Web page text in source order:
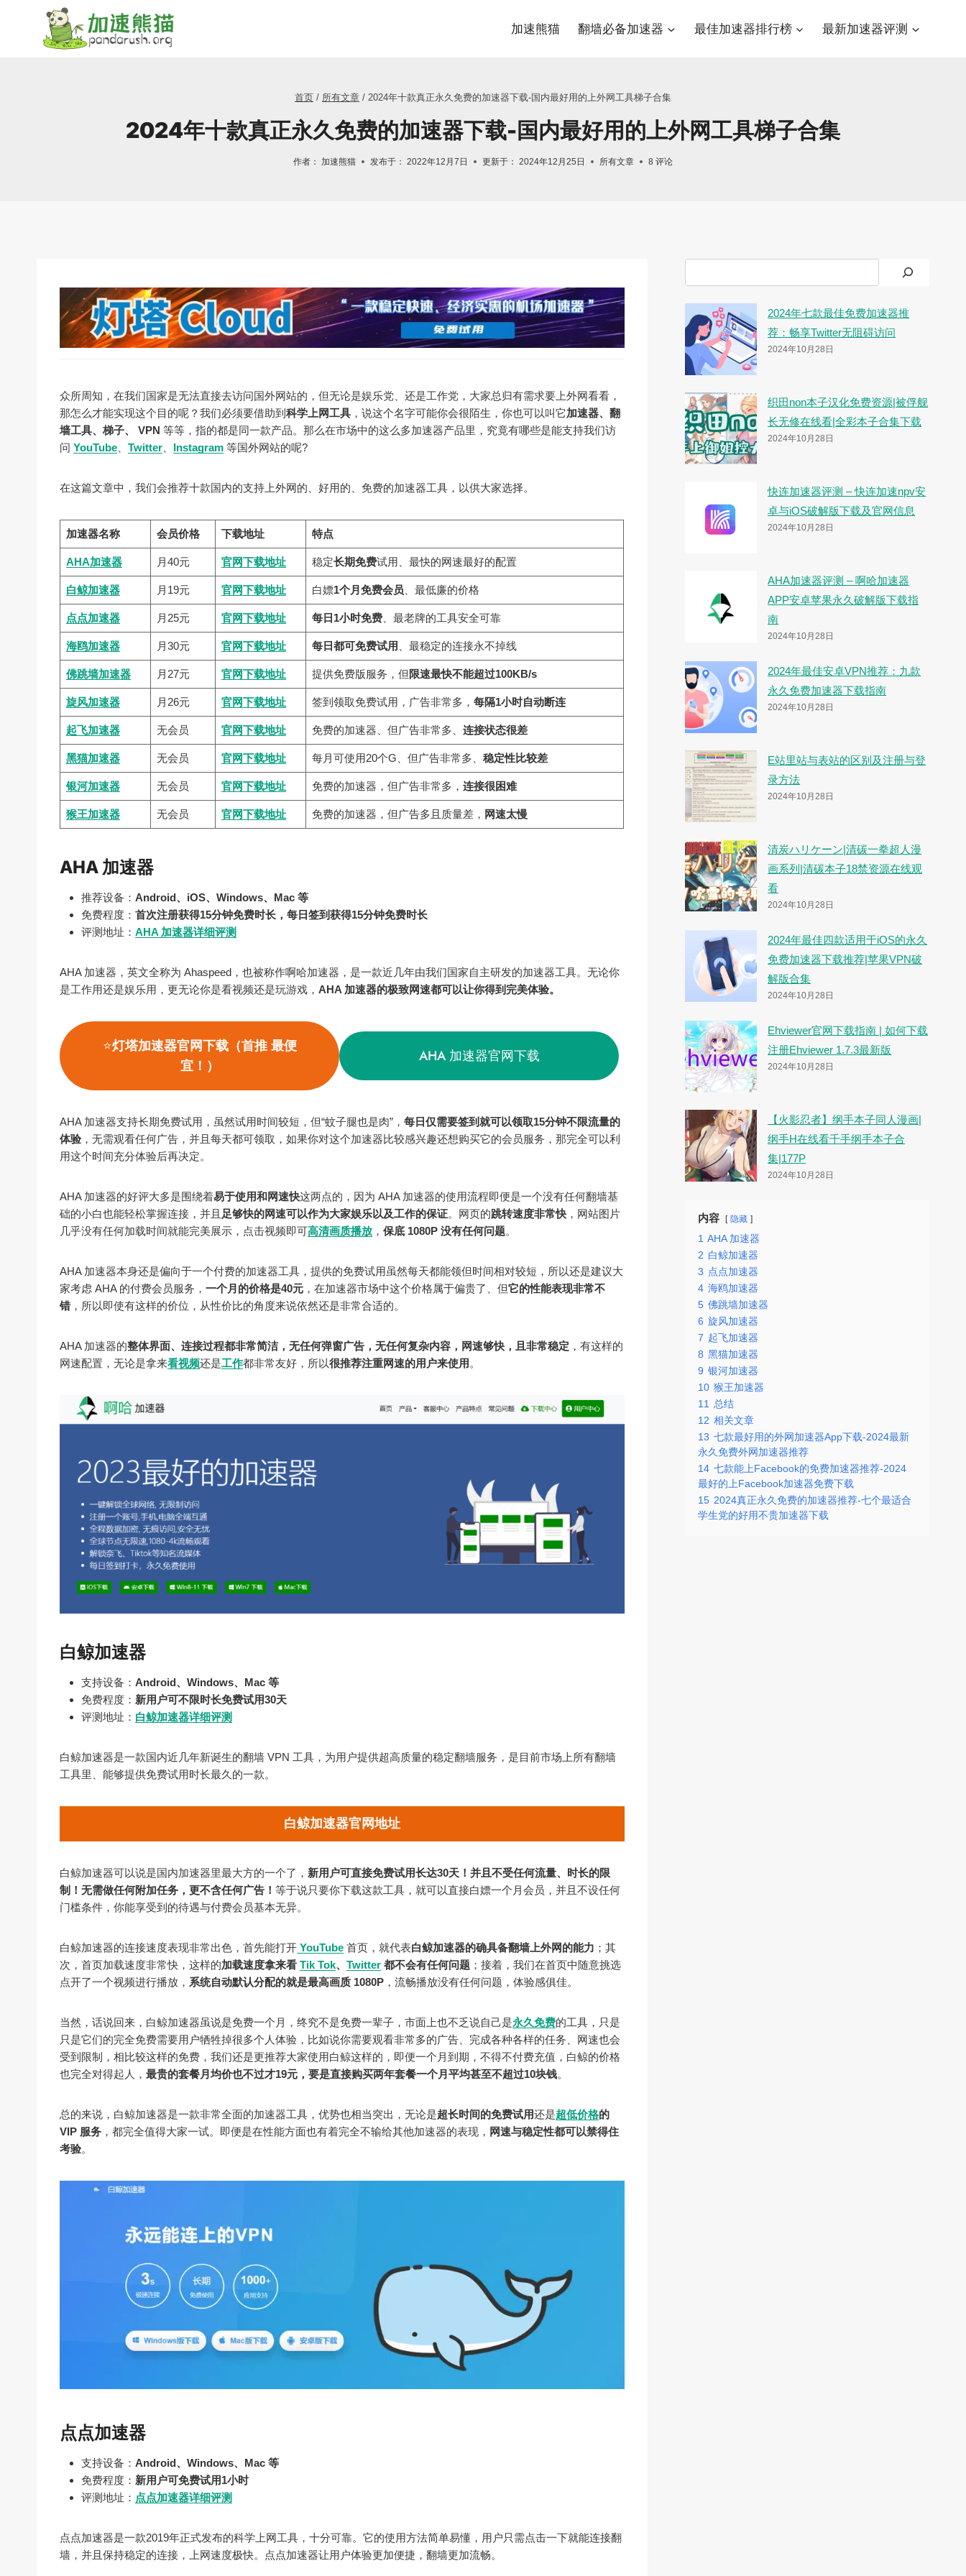
加速熊猫 翻墙必备加速器 最佳加速器排行榜 最新加速器评测
首页 / 所有文章 / 2024年十款真正永久免费的加速器下载-国内最好用的上外网工具梯子合集
2024年十款真正永久免费的加速器下载-国内最好用的上外网工具梯子合集
作者： 加速熊猫 发布于： 2022年12月7日 更新于： 2024年12月25日 所有文章 8 评论
众所周知，在我们国家是无法直接去访问国外网站的，但无论是娱乐党、还是工作党，大家总归有需求要上外网看看，
那怎么才能实现这个目的呢？我们必须要借助到 科学上网工具 ，说这个名字可能你会很陌生，你也可以叫它加速器、翻
墙工具、梯子、 VPN 等等，指的都是同一款产品。那么在市场中的这么多加速器产品里，究竟有哪些是能支持我们访
问 YouTube Twitter Instagram 等国外网站的呢?
在这篇文章中，我们会推荐十款国内的支持上外网的、好用的、免费的加速器工具，以供大家选择。
加速器名称 会员价格 下载地址 特点
AHA加速器 月40元 官网下载地址 稳定长期免费试用、最快的网速最好的配置
白鲸加速器 月19元 官网下载地址 白嫖1个月免费会员 、最低廉的价格
点点加速器 月25元 官网下载地址 每日1小时免费、最老牌的工具安全可靠
海鸥加速器 月30元 官网下载地址 每日都可免费试用 、最稳定的连接永不掉线
佛跳墙加速器 月27元 官网下载地址 提供免费版服务，但 限速最快不能超过100KB/s
旋风加速器 月26元 官网下载地址 签到领取免费试用，广告非常多， 每隔1小时自动断连
起飞加速器 无会员 官网下载地址 免费的加速器、但广告非常多、 连接状态很差
黑猫加速器 无会员 官网下载地址 每月可使用20个G、但广告非常多、 稳定性比较差
银河加速器 无会员 官网下载地址 免费的加速器，但广告非常多， 连接很困难
猴王加速器 无会员 官网下载地址 免费的加速器，但广告多且质量差， 网速太慢
AHA 加速器
推荐设备： Android、iOS、Windows、Mac 等
免费程度： 首次注册获得15分钟免费时长，每日签到获得15分钟免费时长
评测地址： AHA 加速器详细评测
AHA 加速器，英文全称为 Ahaspeed，也被称作啊哈加速器，是一款近几年由我们国家自主研发的加速器工具。无论你
是工作用还是娱乐用，更无论你是看视频还是玩游戏， AHA 加速器的极致网速都可以让你得到完美体验。
⭐灯塔加速器官网下载（首推 最便
宜！）
AHA 加速器官网下载
AHA 加速器支持长期免费试用，虽然试用时间较短，但“蚊子腿也是肉”， 每日仅需要签到就可以领取15分钟不限流量的
体验，无需观看任何广告，并且每天都可领取，如果你对这个加速器比较感兴趣还想购买它的会员服务，那完全可以利
用这个时间充分体验后再决定。
AHA 加速器的好评大多是围绕着易于使用和网速快这两点的，因为 AHA 加速器的使用流程即便是一个没有任何翻墙基
础的小白也能轻松掌握连接，并且 足够快的网速可以作为大家娱乐以及工作的保证。网页的跳转速度非常快 ，网站图片
几乎没有任何加载时间就能完美展示，点击视频即可高清画质播放 ， 保底 1080P 没有任何问题。
AHA 加速器本身还是偏向于一个付费的加速器工具，提供的免费试用虽然每天都能领但时间相对较短，所以还是建议大
家考虑 AHA 的付费会员服务， 一个月的价格是40元 ，在加速器市场中这个价格属于偏贵了、但它的性能表现非常不
错，所以即使有这样的价位，从性价比的角度来说依然还是非常合适的。
AHA 加速器的整体界面、连接过程都非常简洁，无任何弹窗广告，无任何复杂内容，网速够快，且非常稳定 ，有这样的
网速配置，无论是拿来看视频还是工作都非常友好，所以很推荐注重网速的用户来使用 。
白鲸加速器
支持设备： Android、Windows、Mac 等
免费程度： 新用户可不限时长免费试用30天
评测地址： 白鲸加速器详细评测
白鲸加速器是一款国内近几年新诞生的翻墙 VPN 工具，为用户提供超高质量的稳定翻墙服务，是目前市场上所有翻墙
工具里、能够提供免费试用时长最久的一款。
白鲸加速器官网地址
白鲸加速器可以说是国内加速器里最大方的一个了， 新用户可直接免费试用长达30天！并且不受任何流量、时长的限
制！无需做任何附加任务，更不含任何广告！ 等于说只要你下载这款工具，就可以直接白嫖一个月会员，并且不设任何
门槛条件，你能享受到的待遇与付费会员基本无异。
白鲸加速器的连接速度表现非常出色，首先能打开 YouTube 首页，就代表白鲸加速器的确具备翻墙上外网的能力 ；其
次，首页加载速度非常快，这样的加载速度拿来看 Tik Tok、 Twitter 都不会有任何问题 ；接着，我们在首页中随意挑选
点开了一个视频进行播放， 系统自动默认分配的就是最高画质 1080P ，流畅播放没有任何问题，体验感俱佳。
当然，话说回来，白鲸加速器虽说是免费一个月，终究不是免费一辈子，市面上也不乏说自己是永久免费的工具，只是
只是它们的完全免费需要用户牺牲掉很多个人体验，比如说你需要观看非常多的广告、完成各种各样的任务、网速也会
受到限制，相比较这样的免费，我们还是更推荐大家使用白鲸这样的，即便一个月到期，不得不付费充值，白鲸的价格
也完全对得起人， 最贵的套餐月均价也不过才19元，要是直接购买两年套餐一个月平均甚至不超过10块钱。
总的来说，白鲸加速器是一款非常全面的加速器工具，优势也相当突出，无论是超长时间的免费试用还是超低价格的
VIP 服务 ，都完全值得大家一试。即便是在性能方面也有着完全不输给其他加速器的表现， 网速与稳定性都可以禁得住
考验。
点点加速器
支持设备： Android、Windows、Mac 等
免费程度： 新用户可免费试用1小时
评测地址： 点点加速器详细评测
点点加速器是一款2019年正式发布的科学上网工具，十分可靠。它的使用方法简单易懂，用户只需点击一下就能连接翻
墙，并且保持稳定的连接，上网速度极快。点点加速器让用户体验更加便捷，翻墙更加流畅。
索
2024年七款最佳免费加速器推
荐：畅享Twitter无阻碍访问
2024年10月28日
织田non本子汉化免费资源|被俘舰
长无修在线看|全彩本子合集下载
2024年10月28日
快连加速器评测 – 快连加速npv安
卓与iOS破解版下载及官网信息
2024年10月28日
AHA加速器评测 – 啊哈加速器
APP安卓苹果永久破解版下载指
南
2024年10月28日
2024年最佳安卓VPN推荐：九款
永久免费加速器下载指南
2024年10月28日
E站里站与表站的区别及注册与登
录方法
2024年10月28日
清炭ハリケーン|清碳一拳超人漫
画系列|清碳本子18禁资源在线观
看
2024年10月28日
2024年最佳四款适用于iOS的永久
免费加速器下载推荐|苹果VPN破
解版合集
2024年10月28日
Ehviewer官网下载指南 | 如何下载
注册Ehviewer 1.7.3最新版
2024年10月28日
【火影忍者】纲手本子同人漫画|
纲手H在线看千手纲手本子合
集|177P
2024年10月28日
内容 隐藏
1
AHA 加速器
2 白鲸加速器
3 点点加速器
4 海鸥加速器
5 佛跳墙加速器
6 旋风加速器
7 起飞加速器
8 黑猫加速器
9 银河加速器
10 猴王加速器
11
总结
12 相关文章
13 七款最好用的外网加速器App下载-2024最新
永久免费外网加速器推荐
14 七款能上Facebook的免费加速器推荐-2024
最好的上Facebook加速器免费下载
15 2024真正永久免费的加速器推荐-七个最适合
学生党的好用不贵加速器下载